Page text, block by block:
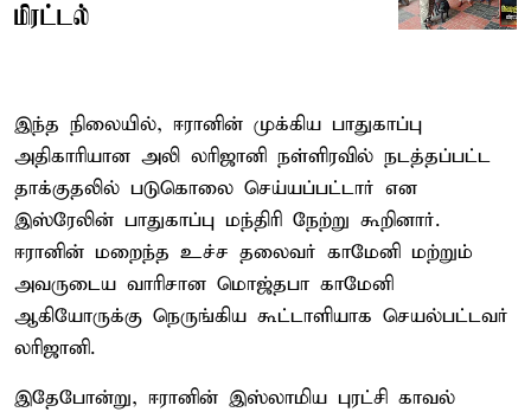
மிரட்டல்
இந்த நிலையில், ஈரானின் முக்கிய பாதுகாப்பு
அதிகாரியான அலி லரிஜானி நள்ளிரவில் நடத்தப்பட்ட
தாக்குதலில் படுகொலை செய்யப்பட்டார் என
இஸ்ரேலின் பாதுகாப்பு மந்திரி நேற்று கூறினார்.
ஈரானின் மறைந்த உச்ச தலைவர் காமேனி மற்றும்
அவருடைய வாரிசான மொஜ்தபா காமேனி
ஆகியோருக்கு நெருங்கிய கூட்டாளியாக செயல்பட்டவர்
லரிஜானி.
இதேபோன்று, ஈரானின் இஸ்லாமிய புரட்சி காவல்